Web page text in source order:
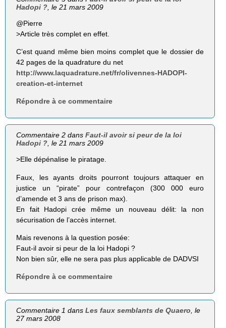
Hadopi ? , le 21 mars 2009
@Pierre
>Article très complet en effet.
C’est quand même bien moins complet que le dossier de
42 pages de la quadrature du net
http://www.laquadrature.net/fr/olivennes-HADOPI-
creation-et-internet
Répondre à ce commentaire
Commentaire 2 dansFaut-il avoir si peur de la loi
Hadopi ?, le 21 mars 2009
>Elle dépénalise le piratage.
Faux, les ayants droits pourront toujours attaquer en
justice un “pirate” pour contrefaçon (300 000 euro
d’amende et 3 ans de prison max).
En fait Hadopi crée même un nouveau délit: la non
sécurisation de l’accès internet.
Mais revenons à la question posée:
Faut-il avoir si peur de la loi Hadopi ?
Non bien sûr, elle ne sera pas plus applicable de DADVSI
Répondre à ce commentaire
Commentaire 1 dansLes faux semblants de Quaero , le
27 mars 2008